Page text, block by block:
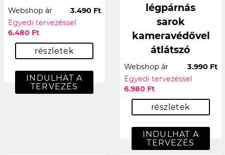
Webshop ár
3.490 Ft
Egyedi tervezéssel
6.480 Ft
részletek
INDULHAT A
TERVEZÉS
légpárnás
sarok
kameravédővel
átlátszó
Webshop ár
3.990 Ft
Egyedi tervezéssel
6.980 Ft
részletek
INDULHAT A
TERVEZÉS